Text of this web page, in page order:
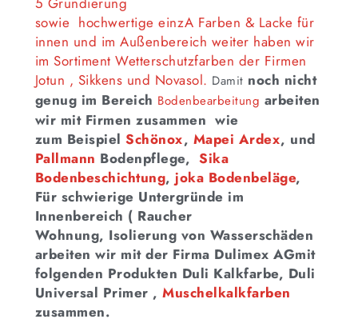
sowie hochwertigeeinzA Farben & Lacke für
innen und im Außenbereich weiter haben wir
im Sortiment Wetterschutzfarben der Firmen
Jotun , Sikkens und Novasol. Damit noch nicht
genug im Bereich Bodenbearbeitung arbeiten
wir mit Firmen zusammen wie
zum BeispielSchönox, Mapei Ardex, und
Pallmann Bodenpflege, Sika
Bodenbeschichtung,joka Bodenbeläge,
Für schwierige Untergründe im
Innenbereich ( Raucher
Wohnung, Isolierung von Wasserschäden
arbeiten wir mit der Firma Dulimex AGmit
folgenden Produkten Duli Kalkfarbe, Duli
Universal Primer ,Muschelkalkfarben
zusammen.